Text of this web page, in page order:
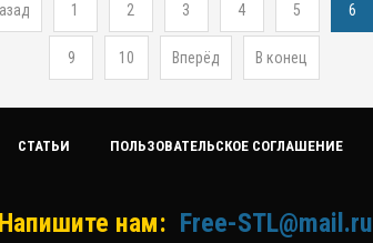
1 2 3 4 5 6
9 10 Вперёд В конец
СТАТЬИ ПОЛЬЗОВАТЕЛЬСКОЕ СОГЛАШЕНИЕ
Напишите нам: Free-STL@mail.ru